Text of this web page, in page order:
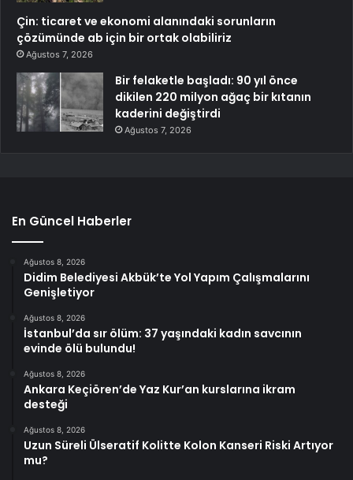
Çin: ticaret ve ekonomi alanındaki sorunların
çözümünde ab için bir ortak olabiliriz
Ağustos 7, 2026
Bir felaketle başladı: 90 yıl önce
dikilen 220 milyon ağaç bir kıtanın
kaderini değiştirdi
Ağustos 7, 2026
En Güncel Haberler
Ağustos 8, 2026
Didim Belediyesi Akbük’te Yol Yapım Çalışmalarını
Genişletiyor
Ağustos 8, 2026
İstanbul’da sır ölüm: 37 yaşındaki kadın savcının
evinde ölü bulundu!
Ağustos 8, 2026
Ankara Keçiören’de Yaz Kur’an kurslarına ikram
desteği
Ağustos 8, 2026
Uzun Süreli Ülseratif Kolitte Kolon Kanseri Riski Artıyor
mu?